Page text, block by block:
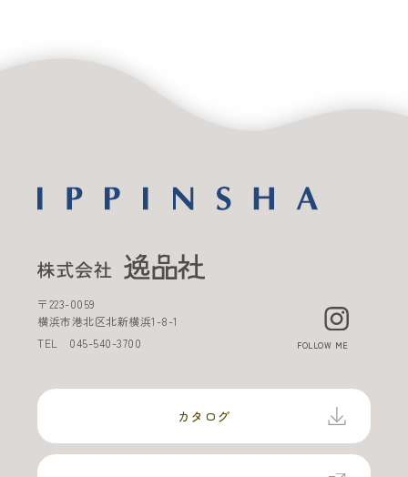
〒223-0059
横浜市港北区北新横浜1-8-1
TEL 045-540-3700 FOLLOW ME
カタログ